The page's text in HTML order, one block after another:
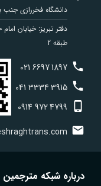
دانشگاه فخررازی جنب
دفتر تبریز: خیابان
طبقه 2
021 66971897
041 33343915
0914 9724799
درباره شبکه مترجمین